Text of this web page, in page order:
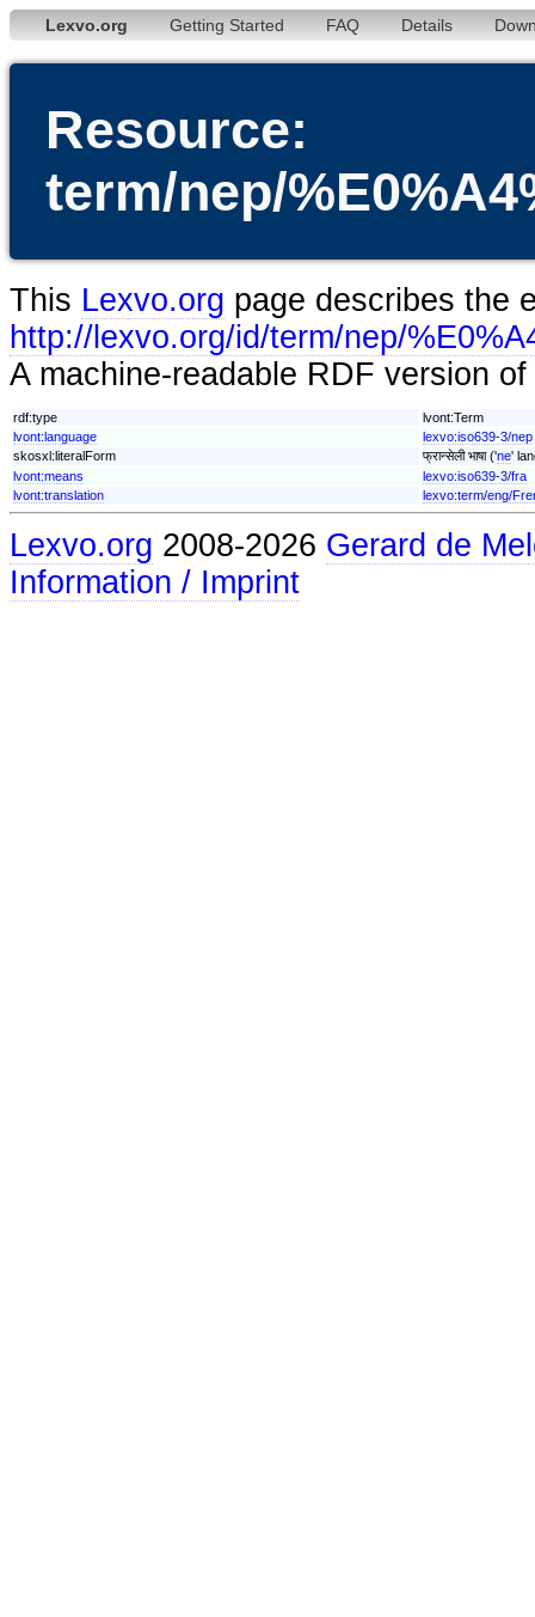
Lexvo.org Getting Started FAQ Details
Resource:
term/nep/
This Lexvo.org page describes the
http://lexvo.org/id/term/nep/
A machine-readable RDF version
rdf:type
lvont:Term
lvont:language
lexvo:iso639-3/nep
skosxl:literalForm
फ्रान्सेली भाषा ('ne'
lvont:means
lexvo:iso639-3/fra
lvont:translation
lexvo:term/eng/
Lexvo.org 2008-2026 Gerard de
Information / Imprint